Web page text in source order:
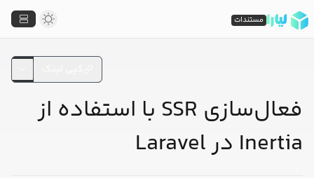
فعال‌سازی SSR با استفاده از
Inertia در Laravel
مستندات